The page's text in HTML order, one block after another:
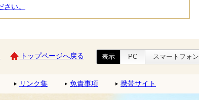
い。
トップページへ戻る 表示 PC スマートフォン
リンク集 免責事項 携帯サイト